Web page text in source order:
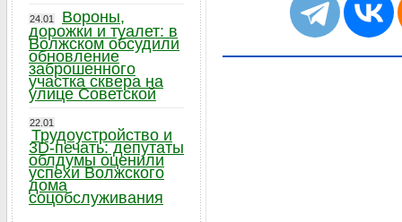
24.01
Вороны,
дорожки и туалет: в
Волжском обсудили
обновление
заброшенного
участка сквера на
улице Советской
22.01
Трудоустройство и
3D-печать: депутаты
облдумы оценили
успехи Волжского
дома
соцобслуживания